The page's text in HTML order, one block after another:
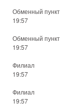
Обменный пункт
19:57
Обменный пункт
19:57
Филиал
19:57
Филиал
19:57